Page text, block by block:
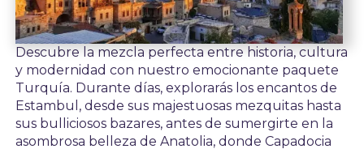
Descubre la mezcla perfecta entre historia, cultura
y modernidad con nuestro emocionante paquete
Turquía. Durante días, explorarás los encantos de
Estambul, desde sus majestuosas mezquitas hasta
sus bulliciosos bazares, antes de sumergirte en la
asombrosa belleza de Anatolia, donde Capadocia